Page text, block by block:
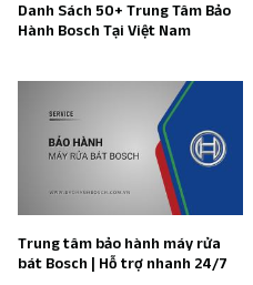
Danh Sách 50+ Trung Tâm Bảo
Hành Bosch Tại Việt Nam
Trung tâm bảo hành máy rửa
bát Bosch | Hỗ trợ nhanh 24/7